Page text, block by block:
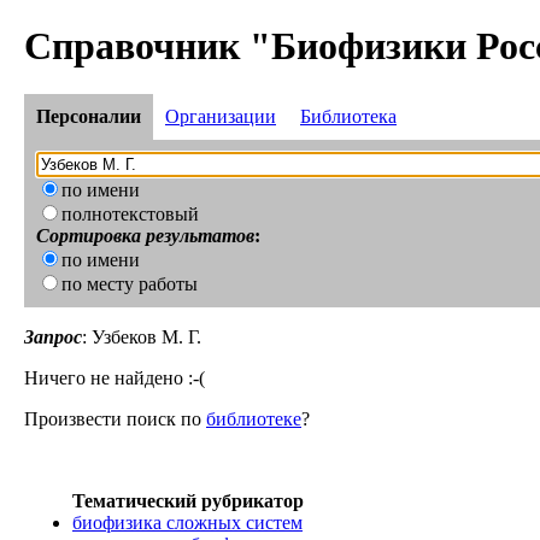
Справочник "Биофизики
Персоналии Организации Библиотека
по имени
полнотекстовый
Сортировка результатов:
по имени
по месту работы
Запрос: Узбеков М. Г.
Ничего не найдено :-(
Произвести поиск по библиотеке?
Тематический рубрикатор
биофизика сложных систем